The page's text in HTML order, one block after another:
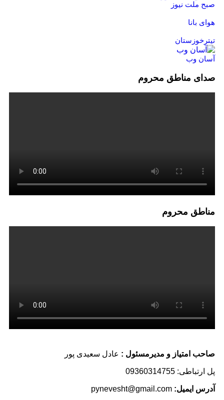
صبح ملت نیوز
هوای بانا
تیترخوزستان
آسان وب
صدای مناطق محروم
مناطق محروم
صاحب امتیاز و مدیرمسئول : عادل سعیدی پور
پل ارتباطی: 09360314755
آدرس ایمیل: